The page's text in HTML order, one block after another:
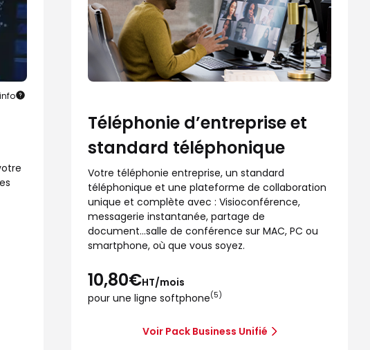
info
Téléphonie d’entreprise et
standard téléphonique
Votre téléphonie entreprise, un standard
téléphonique et une plateforme de collaboration
unique et complète avec : Visioconférence,
messagerie instantanée, partage de
document...salle de conférence sur MAC, PC ou
smartphone, où que vous soyez.
10,80€HT/mois
pour une ligne softphone(5)
Voir Pack Business Unifié